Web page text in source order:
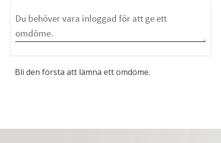
Bli den första att lämna ett omdöme.